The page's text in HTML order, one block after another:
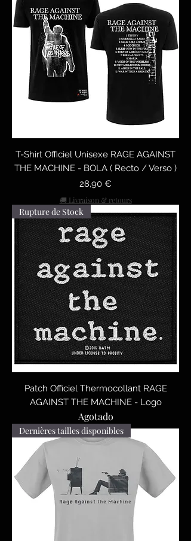
T-Shirt Officiel Unisexe RAGE AGAINST
THE MACHINE - BOLA ( Recto / Verso )
Precio
28,90 €
🚚 Livraison & retours
Rupture de Stock
Patch Officiel Thermocollant RAGE
AGAINST THE MACHINE - Logo
Agotado
Dernières tailles disponibles